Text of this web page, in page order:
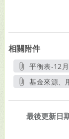
相關附件
平衡表-12
另
基金來源、
最後更新日